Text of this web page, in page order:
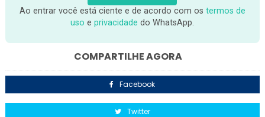
Ao entrar você está ciente e de acordo com os termos de
uso eprivacidade do WhatsApp.
COMPARTILHE AGORA
Facebook
Twitter